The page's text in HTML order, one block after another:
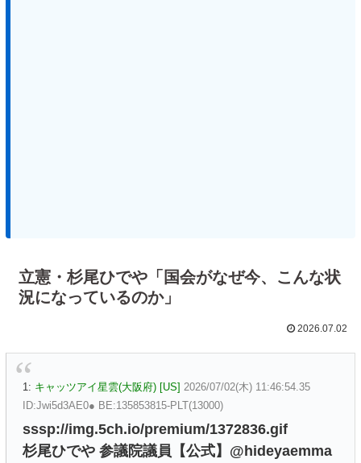
立憲・杉尾ひでや「国会がなぜ今、こんな状
況になっているのか」
2026.07.02
1: キャッツアイ星雲(大阪府) [US] 2026/07/02(木) 11:46:54.35
ID:Jwi5d3AE0● BE:135853815-PLT(13000)
sssp://img.5ch.io/premium/1372836.gif
杉尾ひでや 参議院議員【公式】@hideyaemma